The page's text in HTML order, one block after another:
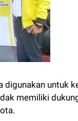
digunakan untuk
memiliki